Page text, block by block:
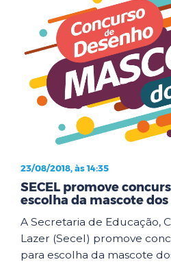
23/08/2018, às 14:35
SECEL promove
escolha da mascote dos
A Secretaria de Educação,
Lazer (Secel) promove
para escolha da mascote